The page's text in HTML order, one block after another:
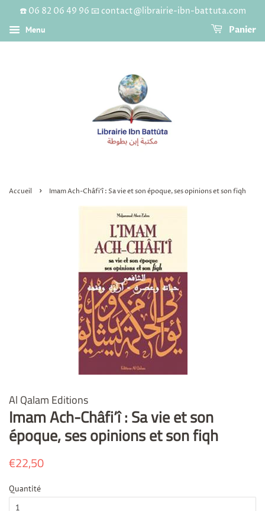
☎️ 06 82 06 49 96 📧 contact@librairie-ibn-battuta.com
Menu Panier
Accueil › Imam Ach-Châfi‘î : Sa vie et son époque, ses opinions et son fiqh
Al Qalam Editions
Imam Ach-Châfi‘î : Sa vie et son
époque, ses opinions et son fiqh
Prix
€22,50
Quantité